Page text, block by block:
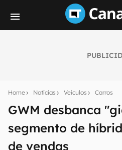
Home Notícias Veículos Carros
GWM desbanca
segmento de
de vendas
notícias e reviews sobre
mão.
E-mail